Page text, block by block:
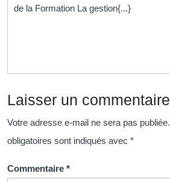
de la Formation La gestion{...}
Laisser un commentaire
Votre adresse e-mail ne sera pas publiée.
obligatoires sont indiqués avec *
Commentaire *